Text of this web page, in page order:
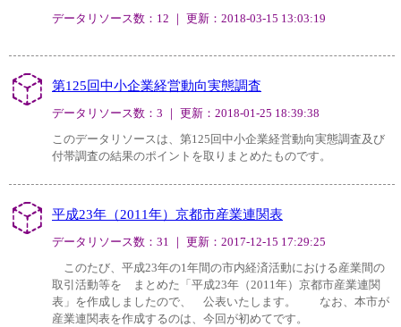
データリソース数：12 ｜ 更新：2018-03-15 13:03:19
第125回中小企業経営動向実態調査
データリソース数：3 ｜ 更新：2018-01-25 18:39:38
このデータリソースは、第125回中小企業経営動向実態調査及び
付帯調査の結果のポイントを取りまとめたものです。
平成23年（2011年）京都市産業連関表
データリソース数：31 ｜ 更新：2017-12-15 17:29:25
このたび、平成23年の1年間の市内経済活動における産業間の
取引活動等を まとめた「平成23年（2011年）京都市産業連関
表」を作成しましたので、 公表いたします。 なお、本市が
産業連関表を作成するのは、今回が初めてです。